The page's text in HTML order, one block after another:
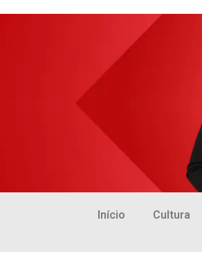
Início Cultura